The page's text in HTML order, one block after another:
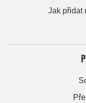
Jak přidat